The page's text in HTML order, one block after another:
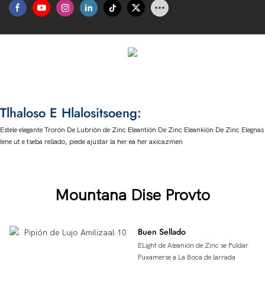
Tlhaloso E Hlalositsoeng:
Estele elegante Trorón De Lubrión de Zinc Eleantión De Zinc Eleankión De Zinc Elegnas
Iene ut e tseba rellado, piede ajustar la her ea her axicazmen
Mountana Dise Provto
Buen Sellado
ELight de Aleanión de Zinc se Puldar
Fuxamerse a La Boca de larrada